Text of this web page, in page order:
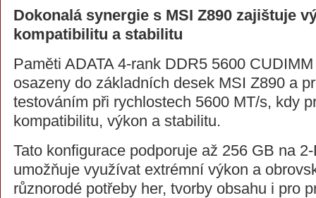
Dokonalá synergie s MSI Z890 zajištuje
kompatibilitu a stabilitu
Paměti ADATA 4-rank DDR5 5600
osazeny do základních desek MSI Z890 a
testováním při rychlostech 5600 MT/s, kdy
kompatibilitu, výkon a stabilitu.
Tato konfigurace podporuje až 256 GB na
umožňuje využívat extrémní výkon a
různorodé potřeby her, tvorby obsahu i pro